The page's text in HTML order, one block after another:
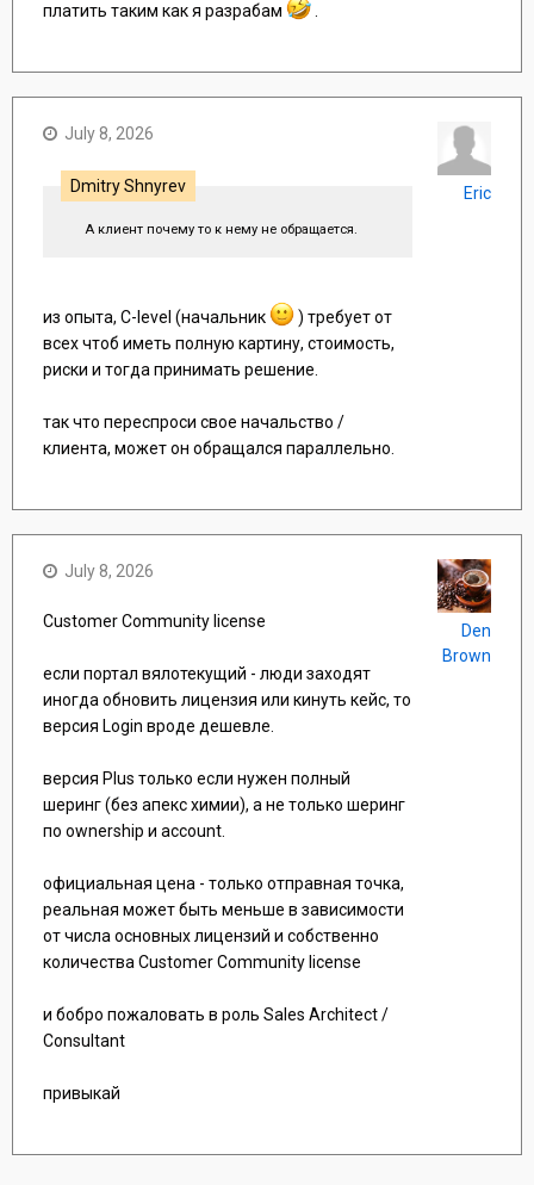
платить таким как я разрабам
July 8, 2026
Dmitry Shnyrev
А клиент почему то к нему не обращается.
из опыта, C-level (начальник
) требует от
всех чтоб иметь полную картину, стоимость,
риски и тогда принимать решение.
так что переспроси свое начальство /
клиента, может он обращался параллельно.
Eric
July 8, 2026
Customer Community license
если портал вялотекущий - люди заходят
иногда обновить лицензия или кинуть кейс, то
версия Login вроде дешевле.
версия Plus только если нужен полный
шеринг (без апекс химии), а не только шеринг
по ownership и account.
официальная цена - только отправная точка,
реальная может быть меньше в зависимости
от числа основных лицензий и собственно
количества Customer Community license
и бобро пожаловать в роль Sales Architect /
Consultant
привыкай
Den
Brown